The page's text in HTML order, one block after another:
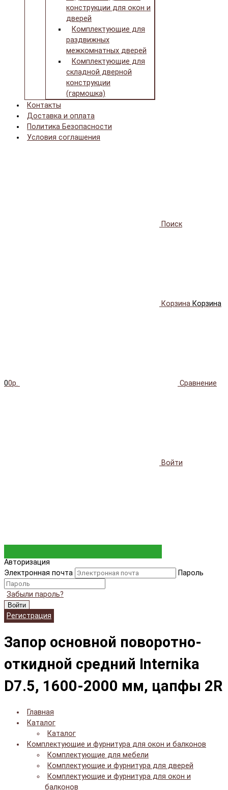
конструкции для окон и
дверей
Комплектующие для
раздвижных
межкомнатных дверей
Комплектующие для
складной дверной
конструкции
(гармошка)
Контакты
Доставка и оплата
Политика Безопасности
Условия соглашения
Поиск
Корзина Корзина
00р. Сравнение
Войти
Авторизация
Электронная почта
Пароль
Забыли пароль?
Войти
Регистрация
Запор основной поворотно-
откидной средний Internika
D7.5, 1600-2000 мм, цапфы 2R
Главная
Каталог
Каталог
Комплектующие и фурнитура для окон и балконов
Комплектующие для мебели
Комплектующие и фурнитура для дверей
Комплектующие и фурнитура для окон и
балконов